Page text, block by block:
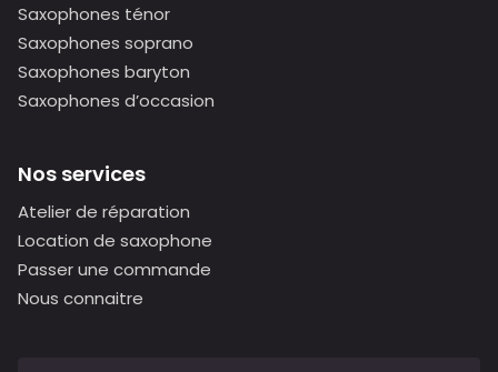
Saxophones ténor
Saxophones soprano
Saxophones baryton
Saxophones d’occasion
Nos services
Atelier de réparation
Location de saxophone
Passer une commande
Nous connaitre